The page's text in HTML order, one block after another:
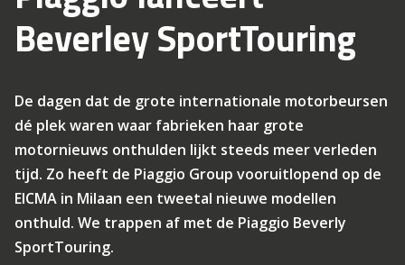
Beverley SportTouring
De dagen dat de grote internationale motorbeursen
dé plek waren waar fabrieken haar grote
motornieuws onthulden lijkt steeds meer verleden
tijd. Zo heeft de Piaggio Group vooruitlopend op de
EICMA in Milaan een tweetal nieuwe modellen
onthuld. We trappen af met de Piaggio Beverly
SportTouring.